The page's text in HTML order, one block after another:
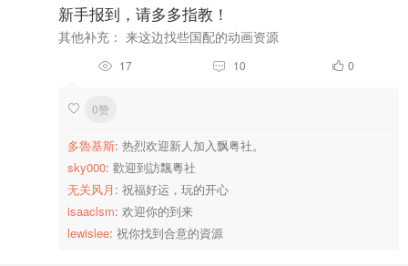
新手报到，请多多指教！
其他补充： 来这边找些国配的动画资源
 17  10  0
 0赞
多魯基斯: 热烈欢迎新人加入飘粤社。
sky000: 歡迎到訪飄粵社
无关风月 : 祝福好运，玩的开心
isaaclsm: 欢迎你的到来
lewislee: 祝你找到合意的資源